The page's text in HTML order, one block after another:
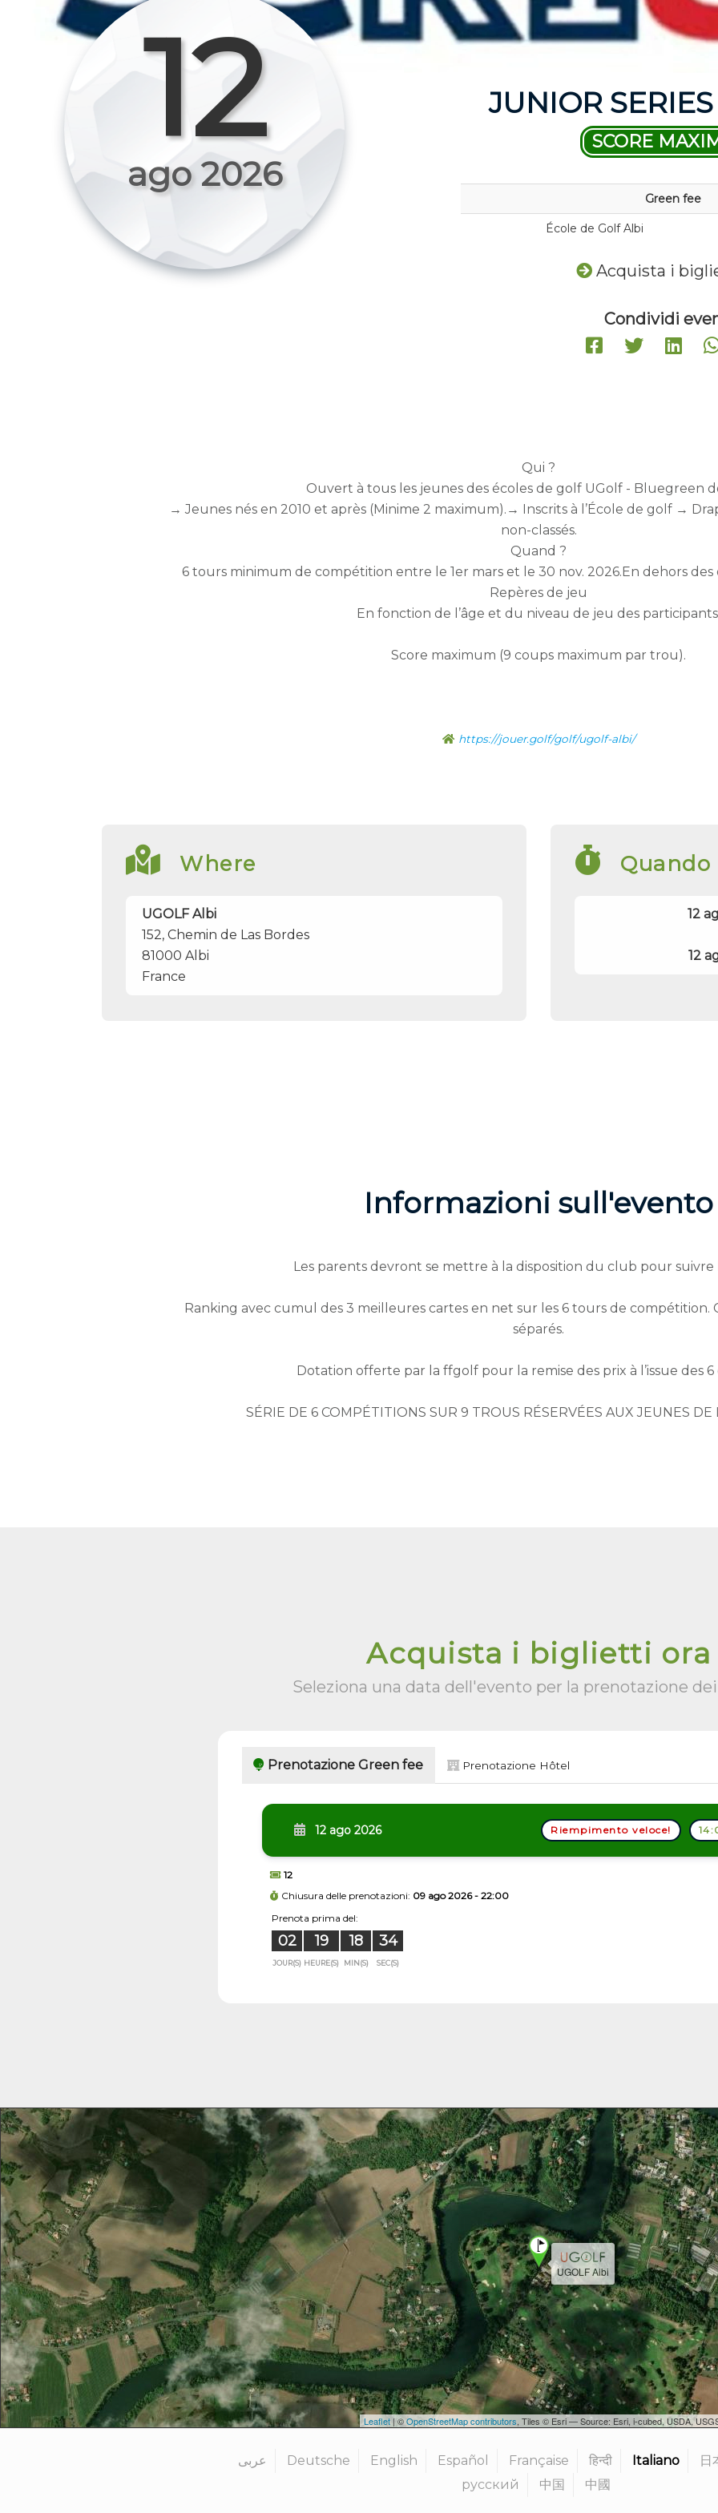
12
ago 2026
JUNIOR
SCORE
Green fee
École de Golf Albi
Acquista i
Condividi
Qui ?
Ouvert à tous les jeunes des écoles de golf UGolf - Bluegreen
→ Jeunes nés en 2010 et après (Minime 2 maximum).→ Inscrits à l’École de golf →
non-classés.
Quand ?
6 tours minimum de compétition entre le 1er mars et le 30 nov. 2026.En dehors des
Repères de jeu
En fonction de l’âge et du niveau de jeu des
Score maximum (9 coups maximum par trou).
https://jouer.golf/golf/ugolf-albi/
Where
UGOLF Albi
152, Chemin de Las Bordes
81000 Albi
France
Quando
12
12
Informazioni sull'evento
Les parents devront se mettre à la disposition du club pour suivre
Ranking avec cumul des 3 meilleures cartes en net sur les 6 tours de compétition.
séparés.
Dotation offerte par la ffgolf pour la remise des prix à l’issue des 6
SÉRIE DE 6 COMPÉTITIONS SUR 9 TROUS RÉSERVÉES AUX JEUNES DE
Acquista i biglietti ora
Seleziona una data dell'evento per la prenotazione
Prenotazione Green fee Prenotazione Hôtel
12 ago 2026 Riempimento veloce!
12
Chiusura delle prenotazioni: 09 ago 2026 - 22:00
Prenota prima del:
02 19 18 33
JOUR(S) HEURE(S) MIN(S) SEC(S)
UGOLF Albi
Leaflet | ©OpenStreetMap contributors , Tiles © Esri — Source: Esri, i-cubed, USDA,
عربى Deutsche English Español Française हिन्दी Italiano 日
русский
中国 中國